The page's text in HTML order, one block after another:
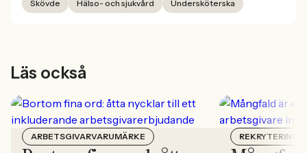
Skövde Hälso- och sjukvård Undersköterska
Läs också
ARBETSGIVARVARUMÄRKE REKRYTERING